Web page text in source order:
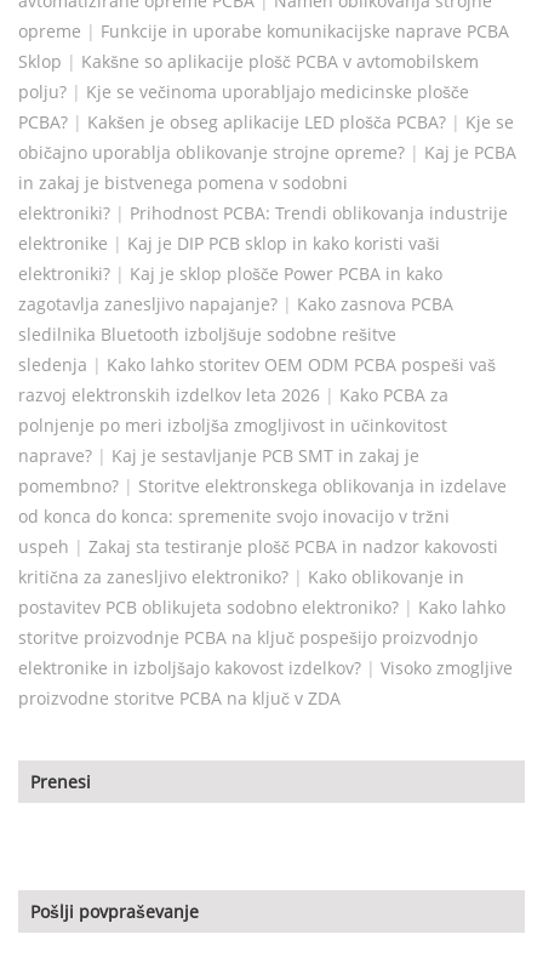
opreme | Funkcije in uporabe komunikacijske naprave PCBA
Sklop | Kakšne so aplikacije plošč PCBA v avtomobilskem
polju? | Kje se večinoma uporabljajo medicinske plošče
PCBA? | Kakšen je obseg aplikacije LED plošča PCBA? | Kje se
običajno uporablja oblikovanje strojne opreme? | Kaj je PCBA
in zakaj je bistvenega pomena v sodobni
elektroniki? | Prihodnost PCBA: Trendi oblikovanja industrije
elektronike | Kaj je DIP PCB sklop in kako koristi vaši
elektroniki? | Kaj je sklop plošče Power PCBA in kako
zagotavlja zanesljivo napajanje? | Kako zasnova PCBA
sledilnika Bluetooth izboljšuje sodobne rešitve
sledenja | Kako lahko storitev OEM ODM PCBA pospeši vaš
razvoj elektronskih izdelkov leta 2026 | Kako PCBA za
polnjenje po meri izboljša zmogljivost in učinkovitost
naprave? | Kaj je sestavljanje PCB SMT in zakaj je
pomembno? | Storitve elektronskega oblikovanja in izdelave
od konca do konca: spremenite svojo inovacijo v tržni
uspeh | Zakaj sta testiranje plošč PCBA in nadzor kakovosti
kritična za zanesljivo elektroniko? | Kako oblikovanje in
postavitev PCB oblikujeta sodobno elektroniko? | Kako lahko
storitve proizvodnje PCBA na ključ pospešijo proizvodnjo
elektronike in izboljšajo kakovost izdelkov? | Visoko zmogljive
proizvodne storitve PCBA na ključ v ZDA
Prenesi
Pošlji povpraševanje